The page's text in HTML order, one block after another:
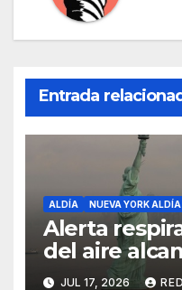
Entrada
ALDÍA NUEVA YORK ALDÍA
Alerta
del aire
peligrosos
JUL 17, 2026